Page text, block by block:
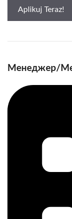
Aplikuj Teraz!
Менеджер/